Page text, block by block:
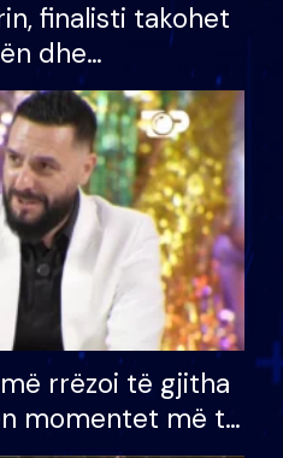
finalisti takohet
dhe
ndonjë letër
rrëzoi të gjitha
momentet më të